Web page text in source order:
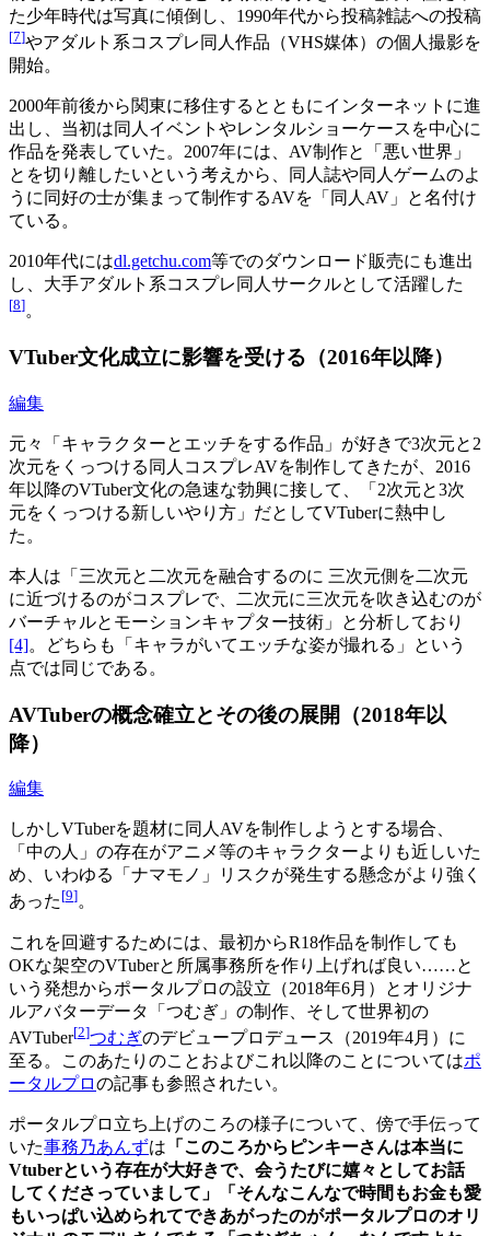
た少年時代は写真に傾倒し、1990年代から投稿雑誌への投稿
[7]やアダルト系コスプレ同人作品（VHS媒体）の個人撮影を
開始。
2000年前後から関東に移住するとともにインターネットに進
出し、当初は同人イベントやレンタルショーケースを中心に
作品を発表していた。2007年には、AV制作と「悪い世界」
とを切り離したいという考えから、同人誌や同人ゲームのよ
うに同好の士が集まって制作するAVを「同人AV」と名付け
ている。
2010年代にはdl.getchu.com等でのダウンロード販売にも進出
し、大手アダルト系コスプレ同人サークルとして活躍した
[8]。
VTuber文化成立に影響を受ける（2016年以降）
編集
元々「キャラクターとエッチをする作品」が好きで3次元と2
次元をくっつける同人コスプレAVを制作してきたが、2016
年以降のVTuber文化の急速な勃興に接して、「2次元と3次
元をくっつける新しいやり方」だとしてVTuberに熱中し
た。
本人は「三次元と二次元を融合するのに 三次元側を二次元
に近づけるのがコスプレで、二次元に三次元を吹き込むのが
バーチャルとモーションキャプター技術」と分析しており
[4]。どちらも「キャラがいてエッチな姿が撮れる」という
点では同じである。
AVTuberの概念確立とその後の展開（2018年以
降）
編集
しかしVTuberを題材に同人AVを制作しようとする場合、
「中の人」の存在がアニメ等のキャラクターよりも近しいた
め、いわゆる「ナマモノ」リスクが発生する懸念がより強く
あった [9]。
これを回避するためには、最初からR18作品を制作しても
OKな架空のVTuberと所属事務所を作り上げれば良い……と
いう発想からポータルプロの設立（2018年6月）とオリジナ
ルアバターデータ「つむぎ」の制作、そして世界初の
AVTuber[2]つむぎのデビュープロデュース（2019年4月）に
至る。このあたりのことおよびこれ以降のことについてはポ
ータルプロの記事も参照されたい。
ポータルプロ立ち上げのころの様子について、傍で手伝って
いた事務乃あんずは 「このころからピンキーさんは本当に
Vtuberという存在が大好きで、会うたびに嬉々としてお話
してくださっていまして」「そんなこんなで時間もお金も愛
もいっぱい込められてできあがったのがポータルプロのオリ